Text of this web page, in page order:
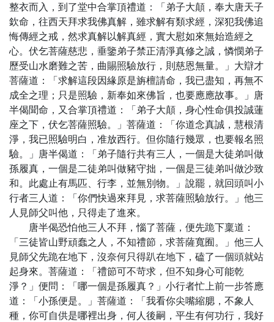
整衣而入，到了堂中合掌頂禮道：「弟子大顛，奉大唐天子
欽命，往西天拜求我佛真解，雖求解有類求經，深犯我佛追
悔傳經之戒，然求真解以解真經，實大慰如來無始造經之
心。伏乞菩薩慈悲，垂鑒弟子禁正清淨真修之誠，憐憫弟子
歷受山水磨難之苦，曲賜照驗放行，則慈恩無量。」大辯才
菩薩道：「求解這段因緣原是旃檀請命，我已盡知，再無不
成全之理；只是照驗，新奉如來佛旨，也要應應故事。」唐
半偈聞命，又合掌頂禮道：「弟子大顛，身心性命俱投誠蓮
座之下，伏乞菩薩照驗。」菩薩道：「你道念真誠，慧根清
淨，我已照驗明白，准放西行。但你隨行幾眾，也要報名照
驗。」唐半偈道：「弟子隨行共有三人，一個是大徒弟叫做
孫履真，一個是二徒弟叫做豬守拙，一個是三徒弟叫做沙致
和。此處止有馬匹、行李，並無別物。」說罷，就回頭叫小
行者三人道：「你們快過來拜見，求菩薩照驗放行。」他三
人見師父叫他，只得走了進來。
唐半偈恐怕他三人不拜，惱了菩薩，便先跪下稟道：
「三徒皆山野頑蠢之人，不知禮節，求菩薩寬囿。」他三人
見師父先跪在地下，沒奈何只得趴在地下，磕了一個頭就站
起身來。菩薩道：「禮節可不苛求，但不知身心可能乾
淨？」便問：「哪一個是孫履真？」小行者忙上前一步答應
道：「小孫便是。」菩薩道：「我看你尖嘴縮腮，不象人
種，你可自供是哪裡出身，何人後嗣，平生有何功行，我好